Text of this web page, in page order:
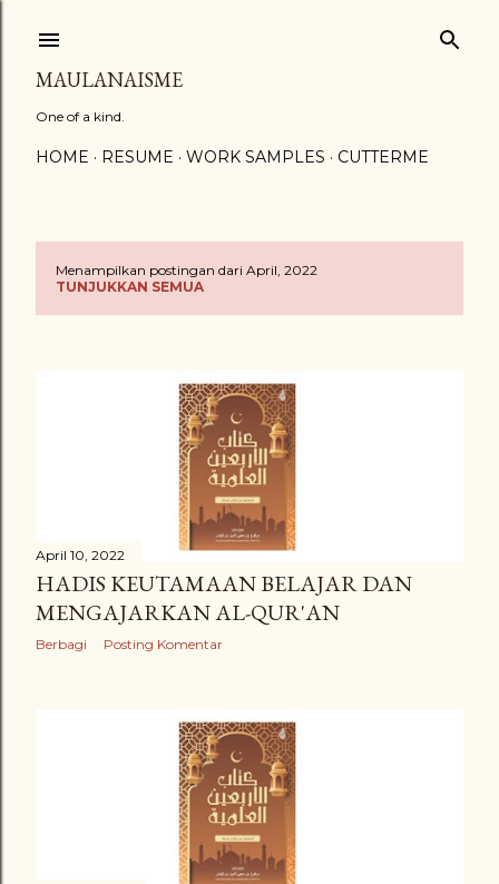
MAULANAISME
One of a kind.
HOME RESUME WORK SAMPLES CUTTERME
g
a
n
Menampilkan postingan dari April, 2022
TUNJUKKAN SEMUA
April 10, 2022
HADIS KEUTAMAAN BELAJAR DAN
MENGAJARKAN AL-QUR'AN
Berbagi Posting Komentar